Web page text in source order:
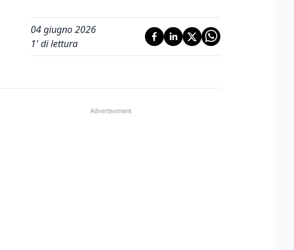
04 giugno 2026
1' di lettura